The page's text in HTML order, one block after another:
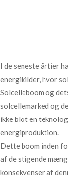
I de seneste årtier
energikilder, hvor
Solcelleboom og
solcellemarked og
ikke blot en
energiproduktion.
Dette boom inden
af de stigende
konsekvenser af